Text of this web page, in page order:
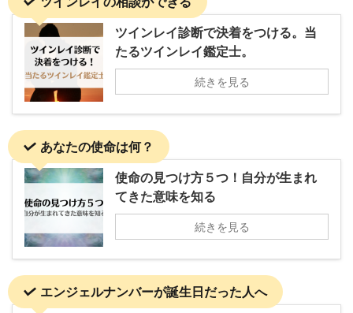
ツインレイ診断で決着をつける。当
たるツインレイ鑑定士。
続きを見る
あなたの使命は何？
使命の見つけ方５つ！自分が生まれ
てきた意味を知る
続きを見る
エンジェルナンバーが誕生日だった人へ